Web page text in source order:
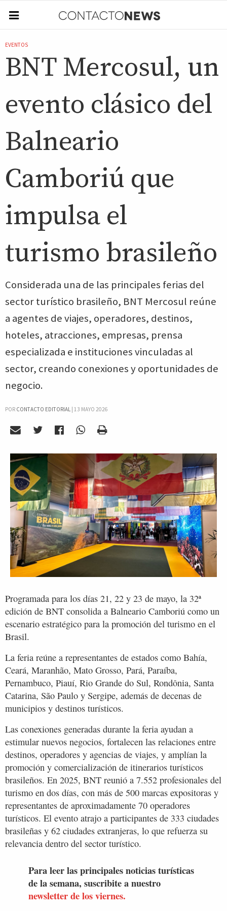
EVENTOS
BNT Mercosul, un
evento clásico del
Balneario
Camboriú que
impulsa el
turismo brasileño
Considerada una de las principales ferias del
sector turístico brasileño, BNT Mercosul reúne
a agentes de viajes, operadores, destinos,
hoteles, atracciones, empresas, prensa
especializada e instituciones vinculadas al
sector, creando conexiones y oportunidades de
negocio.
POR CONTACTO EDITORIAL| 13 MAYO 2026
Programada para los días 21, 22 y 23 de mayo, la 32ª
edición de BNT consolida a Balneario Camboriú como un
escenario estratégico para la promoción del turismo en el
Brasil.
La feria reúne a representantes de estados como Bahía,
Ceará, Maranhão, Mato Grosso, Pará, Paraíba,
Pernambuco, Piauí, Rio Grande do Sul, Rondônia, Santa
Catarina, São Paulo y Sergipe, además de decenas de
municipios y destinos turísticos.
Las conexiones generadas durante la feria ayudan a
estimular nuevos negocios, fortalecen las relaciones entre
destinos, operadores y agencias de viajes, y amplían la
promoción y comercialización de itinerarios turísticos
brasileños. En 2025, BNT reunió a 7.552 profesionales del
turismo en dos días, con más de 500 marcas expositoras y
representantes de aproximadamente 70 operadores
turísticos. El evento atrajo a participantes de 333 ciudades
brasileñas y 62 ciudades extranjeras, lo que refuerza su
relevancia dentro del sector turístico.
Para leer las principales noticias turísticas
de la semana, suscribite a nuestro
newsletter de los viernes.